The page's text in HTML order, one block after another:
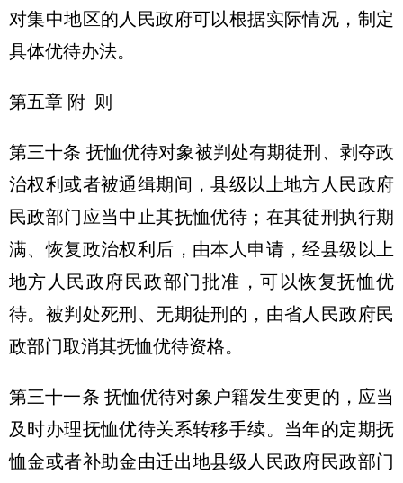
对集中地区的人民政府可以根据实际情况，制定
具体优待办法。
第五章 附 则
第三十条 抚恤优待对象被判处有期徒刑、剥夺政
治权利或者被通缉期间，县级以上地方人民政府
民政部门应当中止其抚恤优待；在其徒刑执行期
满、恢复政治权利后，由本人申请，经县级以上
地方人民政府民政部门批准，可以恢复抚恤优
待。被判处死刑、无期徒刑的，由省人民政府民
政部门取消其抚恤优待资格。
第三十一条 抚恤优待对象户籍发生变更的，应当
及时办理抚恤优待关系转移手续。当年的定期抚
恤金或者补助金由迁出地县级人民政府民政部门